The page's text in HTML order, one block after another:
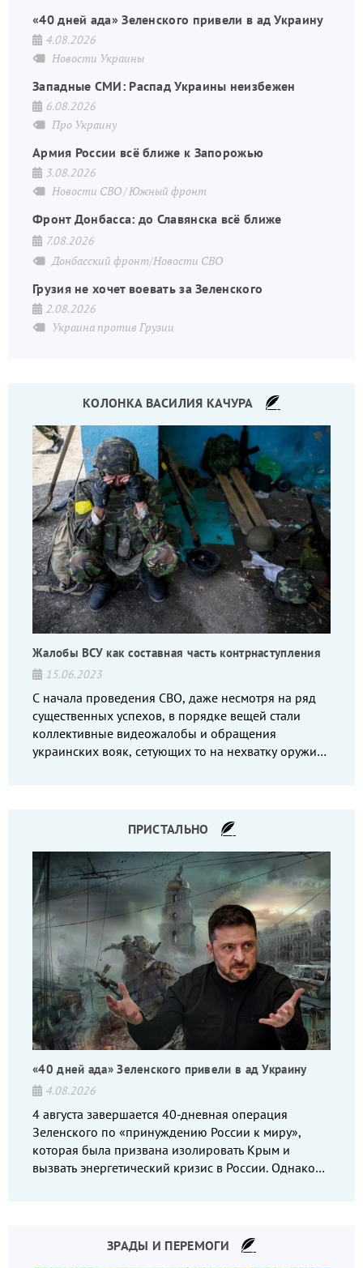
«40 дней ада» Зеленского привели в ад Украину
4.08.2026
Новости Украины
Западные СМИ: Распад Украины неизбежен
6.08.2026
Про Украину
Армия России всё ближе к Запорожью
3.08.2026
Новости СВО Южный фронт
Фронт Донбасса: до Славянска всё ближе
7.08.2026
Донбасский фронт/Новости СВО
Грузия не хочет воевать за Зеленского
2.08.2026
Украина против Грузии
КОЛОНКА ВАСИЛИЯ КАЧУРА
Жалобы ВСУ как составная часть контрнаступления
15.06.2023
С начала проведения СВО, даже несмотря на ряд
существенных успехов, в порядке вещей стали
коллективные видеожалобы и обращения
украинских вояк, сетующих то на нехватку оружия,
ПРИСТАЛЬНО
«40 дней ада» Зеленского привели в ад Украину
4.08.2026
4 августа завершается 40-дневная операция
Зеленского по «принуждению России к миру»,
которая была призвана изолировать Крым и
вызвать энергетический кризис в России. Однако
ЗРАДЫ И ПЕРЕМОГИ